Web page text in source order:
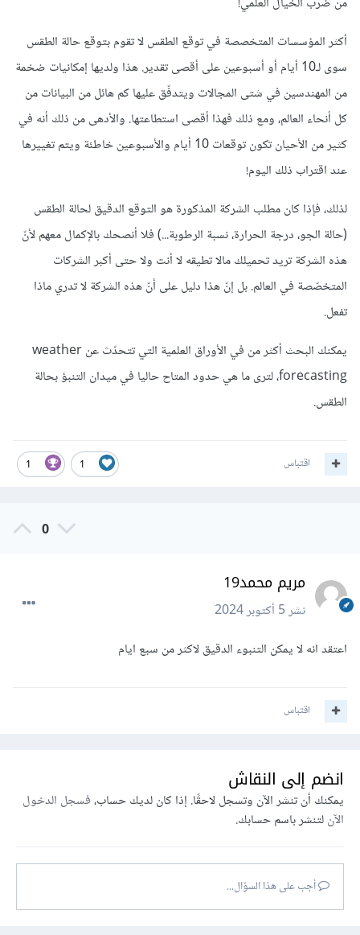
أكثر المؤسسات المتخصصة في توقع الطقس لا تقوم بتوقع حالة الطقس
سوى لـ10 أيام أو أسبوعين على أقصى تقدير. هذا ولديها إمكانيات ضخمة
من المهندسين في شتى المجالات ويتدفّق عليها كم هائل من البيانات من
كل أنحاء العالم، ومع ذلك فهذا أقصى استطاعتها. والأدهى من ذلك أنه في
كثير من الأحيان تكون توقعات 10 أيام والأسبوعين خاطئة ويتم تغييرها
عند اقتراب ذلك اليوم!
لذلك، فإذا كان مطلب الشركة المذكورة هو التوقع الدقيق لحالة الطقس
(حالة الجو، درجة الحرارة، نسبة الرطوبة...) فلا أنصحك بالإكمال معهم لأنّ
هذه الشركة تريد تحميلك مالا تطيقه لا أنت ولا حتى أكبر الشركات
المتخصّصة في العالم. بل إنّ هذا دليل على أنّ هذه الشركة لا تدري ماذا
تفعل.
يمكنك البحث أكثر من في الأوراق العلمية التي تتحدّث عن weather
forecasting، لترى ما هي حدود المتاح حاليا في ميدان التنبؤ بحالة
الطقس.
1
1 اقتباس
0
مريم محمد19
نشر5 أكتوبر 2024
اعتقد انه لا يمكن التنبوء الدقيق لاكثر من سبع ايام
اقتباس
انضم إلى النقاش
يمكنك أن تنشر الآن وتسجل لاحقًا. إذا كان لديك حساب،فسجل الدخول
الآنلتنشر باسم حسابك.
أجب على هذا السؤال...